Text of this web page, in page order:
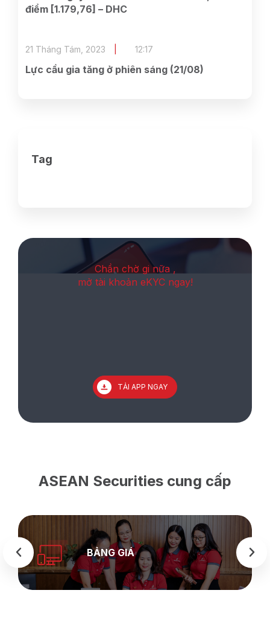
điểm [1.179,76] – DHC
Lực cầu gia tăng ở phiên sáng (21/08)
21 Tháng Tám, 2023 12:17
Tag
Chần chờ gi nữa ,
mở tài khoản eKYC ngay!
TẢI APP NGAY
ASEAN Securities cung cấp
BẢNG GIÁ